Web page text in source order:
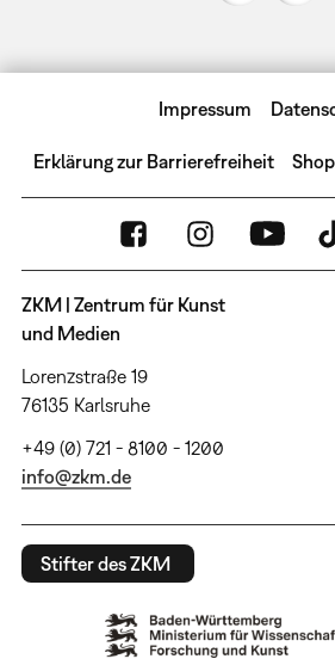
Impressum
Erklärung zur Barrierefreiheit
ZKM | Zentrum für Kunst
und Medien
Lorenzstraße 19
76135 Karlsruhe
+49 (0) 721 - 8100 - 1200
info@zkm.de
Stifter des ZKM